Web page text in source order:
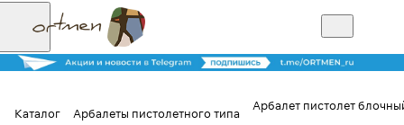
Каталог Арбалеты пистолетного типа
Арбалет пистолет